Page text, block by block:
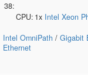
38:
CPU: 1x Intel Xeon
Intel OmniPath / Gigabit
Ethernet